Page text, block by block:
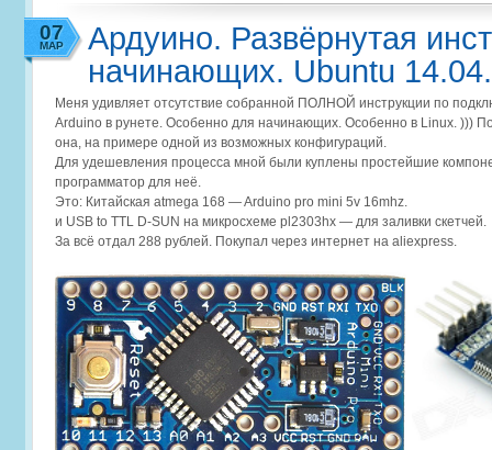
Ардуино. Развёрнутая
начинающих. Ubuntu 14.04.
Меня удивляет отсутствие собранной ПОЛНОЙ инструкции по
Arduino в рунете. Особенно для начинающих. Особенно в Linux. )))
она, на примере одной из возможных конфигураций.
Для удешевления процесса мной были куплены простейшие
программатор для неё.
Это: Китайская atmega 168 — Arduinо pro mini 5v 16mhz.
и USB to TTL D-SUN на микросхеме pl2303hx — для заливки скетчей.
За всё отдал 288 рублей. Покупал через интернет на aliexpress.
07
МАР